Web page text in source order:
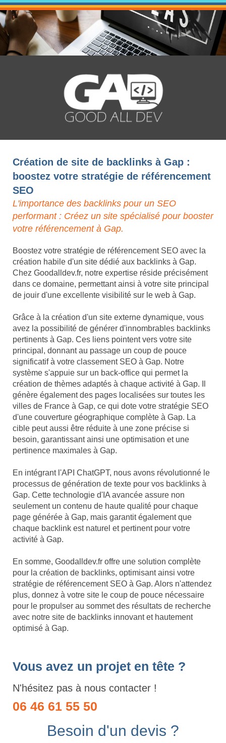
Création de site de backlinks à Gap :
boostez votre stratégie de référencement
SEO
L'importance des backlinks pour un SEO
performant : Créez un site spécialisé pour booster
votre référencement à Gap.
Boostez votre stratégie de référencement SEO avec la
création habile d'un site dédié aux backlinks à Gap.
Chez Goodalldev.fr, notre expertise réside précisément
dans ce domaine, permettant ainsi à votre site principal
de jouir d'une excellente visibilité sur le web à Gap.
Grâce à la création d'un site externe dynamique, vous
avez la possibilité de générer d'innombrables backlinks
pertinents à Gap. Ces liens pointent vers votre site
principal, donnant au passage un coup de pouce
significatif à votre classement SEO à Gap. Notre
système s'appuie sur un back-office qui permet la
création de thèmes adaptés à chaque activité à Gap. Il
génère également des pages localisées sur toutes les
villes de France à Gap, ce qui dote votre stratégie SEO
d'une couverture géographique complète à Gap. La
cible peut aussi être réduite à une zone précise si
besoin, garantissant ainsi une optimisation et une
pertinence maximales à Gap.
En intégrant l'API ChatGPT, nous avons révolutionné le
processus de génération de texte pour vos backlinks à
Gap. Cette technologie d'IA avancée assure non
seulement un contenu de haute qualité pour chaque
page générée à Gap, mais garantit également que
chaque backlink est naturel et pertinent pour votre
activité à Gap.
En somme, Goodalldev.fr offre une solution complète
pour la création de backlinks, optimisant ainsi votre
stratégie de référencement SEO à Gap. Alors n'attendez
plus, donnez à votre site le coup de pouce nécessaire
pour le propulser au sommet des résultats de recherche
avec notre site de backlinks innovant et hautement
optimisé à Gap.
Vous avez un projet en tête ?
N'hésitez pas à nous contacter !
06 46 61 55 50
Besoin d'un devis ?